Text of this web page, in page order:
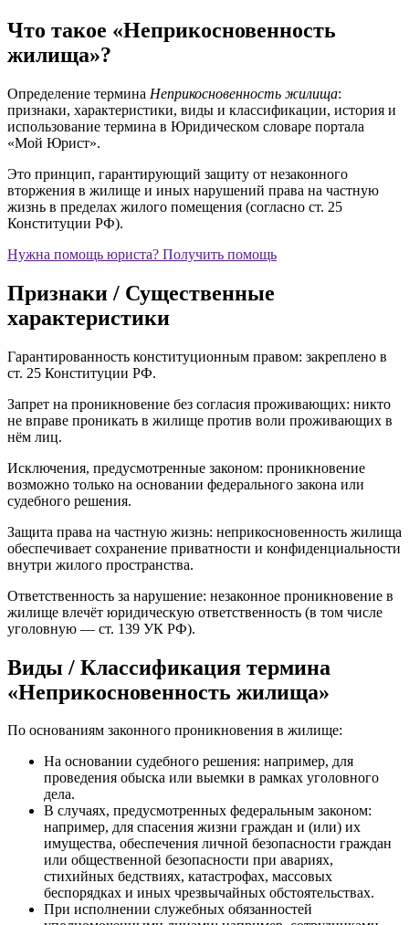
Что такое «Неприкосновенность
жилища»?
Определение термина Неприкосновенность жилища:
признаки, характеристики, виды и классификации, история и
использование термина в Юридическом словаре портала
«Мой Юрист».
Это принцип, гарантирующий защиту от незаконного
вторжения в жилище и иных нарушений права на частную
жизнь в пределах жилого помещения (согласно ст. 25
Конституции РФ).
Нужна помощь юриста? Получить помощь
Признаки / Существенные
характеристики
Гарантированность конституционным правом: закреплено в
ст. 25 Конституции РФ.
Запрет на проникновение без согласия проживающих: никто
не вправе проникать в жилище против воли проживающих в
нём лиц.
Исключения, предусмотренные законом: проникновение
возможно только на основании федерального закона или
судебного решения.
Защита права на частную жизнь: неприкосновенность жилища
обеспечивает сохранение приватности и конфиденциальности
внутри жилого пространства.
Ответственность за нарушение: незаконное проникновение в
жилище влечёт юридическую ответственность (в том числе
уголовную — ст. 139 УК РФ).
Виды / Классификация термина
«Неприкосновенность жилища»
По основаниям законного проникновения в жилище:
На основании судебного решения: например, для
проведения обыска или выемки в рамках уголовного
дела.
В случаях, предусмотренных федеральным законом:
например, для спасения жизни граждан и (или) их
имущества, обеспечения личной безопасности граждан
или общественной безопасности при авариях,
стихийных бедствиях, катастрофах, массовых
беспорядках и иных чрезвычайных обстоятельствах.
При исполнении служебных обязанностей